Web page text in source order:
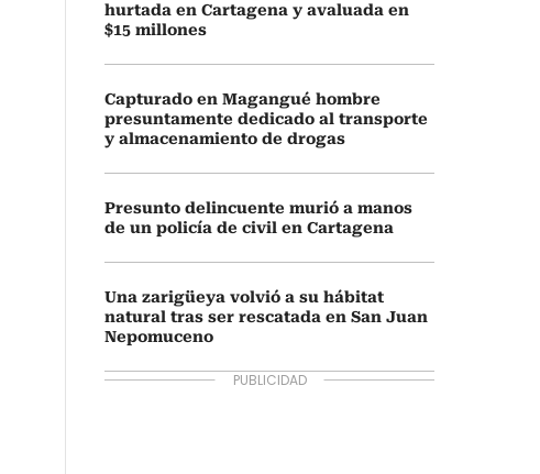
hurtada en Cartagena y avaluada en
$15 millones
Capturado en Magangué hombre
presuntamente dedicado al transporte
y almacenamiento de drogas
Presunto delincuente murió a manos
de un policía de civil en Cartagena
Una zarigüeya volvió a su hábitat
natural tras ser rescatada en San Juan
Nepomuceno